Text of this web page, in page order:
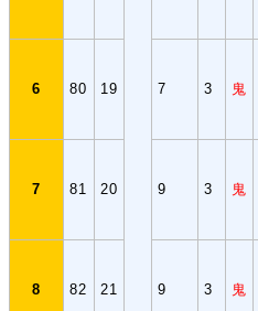
6 80 19 7 3 鬼
7 81 20 9 3 鬼
8 82 21 9 3 鬼